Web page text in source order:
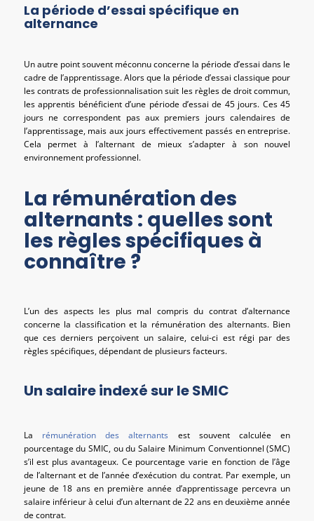
La période d’essai spécifique en
alternance
Un autre point souvent méconnu concerne la période d’essai dans le
cadre de l’apprentissage. Alors que la période d’essai classique pour
les contrats de professionnalisation suit les règles de droit commun,
les apprentis bénéficient d’une période d’essai de 45 jours. Ces 45
jours ne correspondent pas aux premiers jours calendaires de
l’apprentissage, mais aux jours effectivement passés en entreprise.
Cela permet à l’alternant de mieux s’adapter à son nouvel
environnement professionnel.
La rémunération des
alternants : quelles sont
les règles spécifiques à
connaître ?
L’un des aspects les plus mal compris du contrat d’alternance
concerne la classification et la rémunération des alternants. Bien
que ces derniers perçoivent un salaire, celui-ci est régi par des
règles spécifiques, dépendant de plusieurs facteurs.
Un salaire indexé sur le SMIC
La rémunération des alternants est souvent calculée en
pourcentage du SMIC, ou du Salaire Minimum Conventionnel (SMC)
s’il est plus avantageux. Ce pourcentage varie en fonction de l’âge
de l’alternant et de l’année d’exécution du contrat. Par exemple, un
jeune de 18 ans en première année d’apprentissage percevra un
salaire inférieur à celui d’un alternant de 22 ans en deuxième année
de contrat.